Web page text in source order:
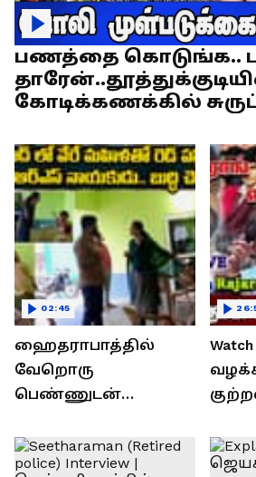
பணத்தை கொடுங்க..
கோடிக்கணக்கில்
ஹைதராபாத்தில்
வேறொரு
பெண்ணுடன்
தலைவரை மடக்கி
பிடித்த மனைவி
02:45
Rtd